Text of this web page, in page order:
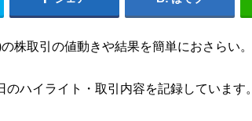
株取引の値動きや結果を簡単におさらい。
のハイライト・取引内容を記録しています。